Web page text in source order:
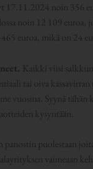
noin 356
noin 12 109 euroa,
465 euroa, mikä on 24
Kaikki viisi
tai oiva
vuosina. Syynä
kysyntään.
panostin puolestaan
vaimeaan